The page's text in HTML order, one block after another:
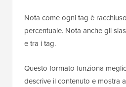
Nota come ogni tag è
percentuale. Nota anche gli
e tra i tag.
Questo formato funziona
descrive il contenuto e mostra